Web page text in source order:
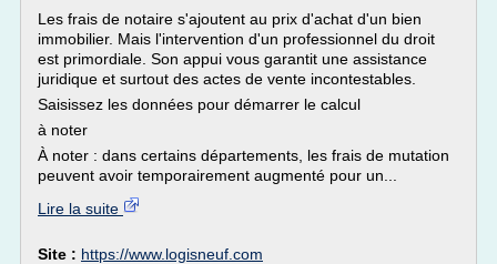
Les frais de notaire s'ajoutent au prix d'achat d'un bien
immobilier. Mais l'intervention d'un professionnel du droit
est primordiale. Son appui vous garantit une assistance
juridique et surtout des actes de vente incontestables.
Saisissez les données pour démarrer le calcul
à noter
À noter : dans certains départements, les frais de mutation
peuvent avoir temporairement augmenté pour un...
Lire la suite
Site : https://www.logisneuf.com